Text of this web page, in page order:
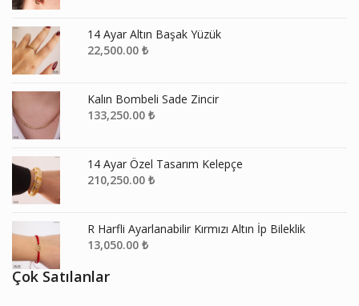
14 Ayar Altın Başak Yüzük
22,500.00 ₺
Kalın Bombeli Sade Zincir
133,250.00 ₺
14 Ayar Özel Tasarım Kelepçe
210,250.00 ₺
R Harfli Ayarlanabilir Kırmızı Altın İp Bileklik
13,050.00 ₺
Çok Satılanlar